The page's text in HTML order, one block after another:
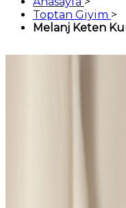
Toptan Giyim >
Melanj Keten